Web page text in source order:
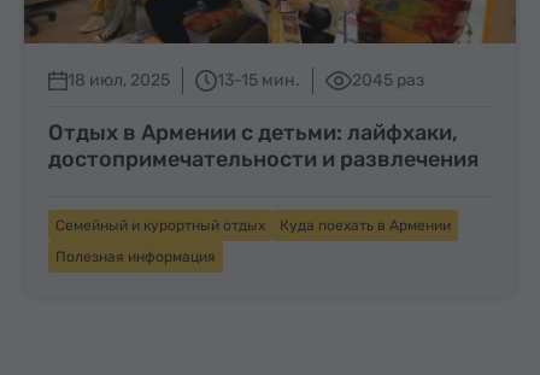
18 июл, 2025 13-15 мин. 2045 раз
Отдых в Армении с детьми: лайфхаки,
достопримечательности и развлечения
Семейный и курортный отдых
Куда поехать в Армении
Полезная информация